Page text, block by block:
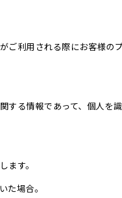
利用される際にお客様の
る情報であって、個人を
ます。
た場合。